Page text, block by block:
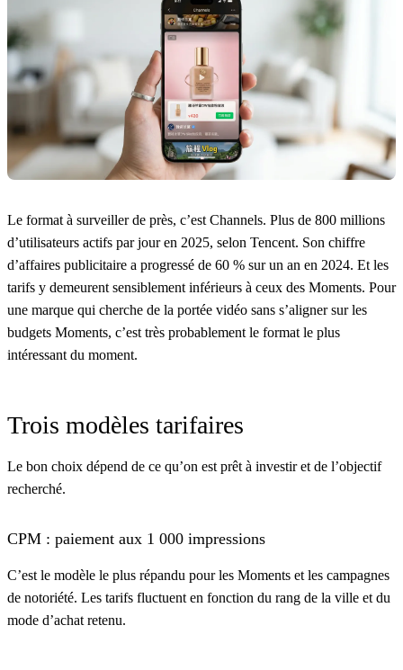
Le format à surveiller de près, c’est Channels. Plus de 800 millions
d’utilisateurs actifs par jour en 2025, selon Tencent. Son chiffre
d’affaires publicitaire a progressé de 60 % sur un an en 2024. Et les
tarifs y demeurent sensiblement inférieurs à ceux des Moments. Pour
une marque qui cherche de la portée vidéo sans s’aligner sur les
budgets Moments, c’est très probablement le format le plus
intéressant du moment.
Trois modèles tarifaires
Le bon choix dépend de ce qu’on est prêt à investir et de l’objectif
recherché.
CPM : paiement aux 1 000 impressions
C’est le modèle le plus répandu pour les Moments et les campagnes
de notoriété. Les tarifs fluctuent en fonction du rang de la ville et du
mode d’achat retenu.